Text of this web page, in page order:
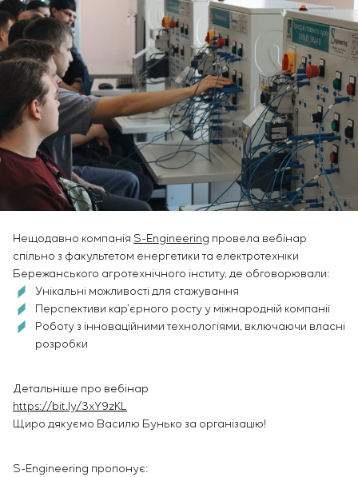
Нещодавно компанія S-Engineering провела вебінар
спільно з факультетом енергетики та електротехніки
Бережанського агротехнічного інститу, де обговорювали:
Унікальні можливості для стажування
Перспективи кар’єрного росту у міжнародній компанії
Роботу з інноваційними технологіями, включаючи власні
розробки
Детальніше про вебінар
https://bit.ly/3xY9zKL
Щиро дякуємо Василю Бунько за організацію!
S-Engineering пропонує: